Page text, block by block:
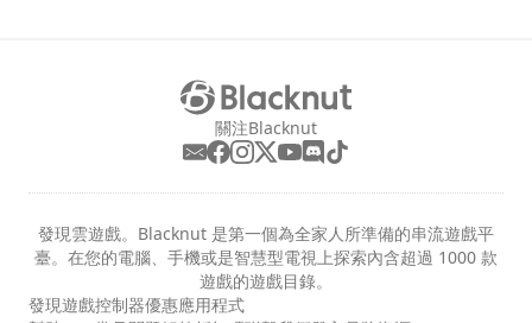
關注Blacknut
發現雲遊戲。Blacknut 是第一個為全家人所準備的串流遊戲平
臺。在您的電腦、手機或是智慧型電視上探索內含超過 1000 款
遊戲的遊戲目錄。
發現遊戲控制器優惠應用程式